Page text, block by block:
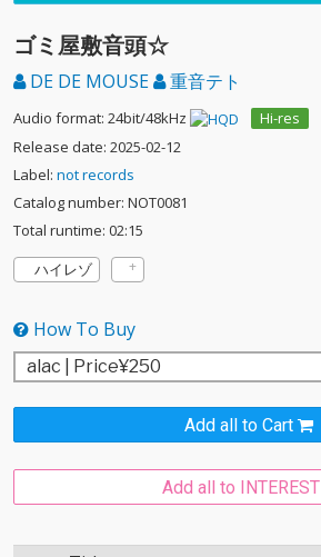
ゴミ屋敷音頭☆
DE DE MOUSE 重音テト
Audio format: 24bit/48kHz
Hi-res
Release date: 2025-02-12
Label: not records
Catalog number: NOT0081
Total runtime: 02:15
ハイレゾ
How To Buy
Add all to Cart
Add all to INTEREST